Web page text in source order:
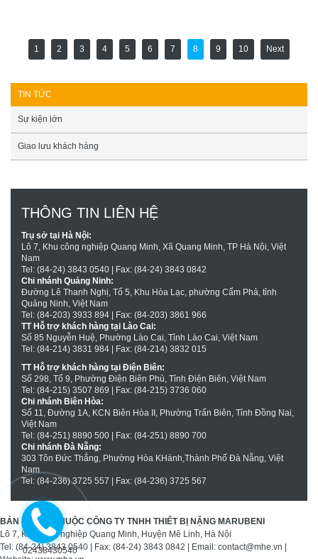
1 2 3 4 5 6 7 8 9 10 Next
TIN TỨC
Sự kiện lớn
Giao lưu khách hàng
THÔNG TIN LIÊN HỆ
Trụ sở tại Hà Nội:
Lô 7, Khu công nghiệp Quang Minh, Xã Quang Minh, TP Hà Nội, Việt
Nam
Tel: (84-24) 3843 0540 | Fax: (84-24) 3843 0842
Chi nhánh Quảng Ninh:
Đường Lê Thanh Nghị, Tổ 5, Khu Hòa Lạc, phường Cẩm Phả, tỉnh
Quảng Ninh, Việt Nam
Tel: (84-203) 3933 894 | Fax: (84-203) 3861 966
TT Hỗ trợ khách hàng tại Lào Cai:
Số 85 Nguyễn Huệ, Phường Lào Cai, Tỉnh Lào Cai, Việt Nam
Tel: (84-214) 3831 984 | Fax: (84-214) 3832 015
TT Hỗ trợ khách hàng tại Ðiện Biên:
Số 298, Tổ 9, Phường Ðiện Biên Phủ, Tỉnh Ðiện Biên, Việt Nam
Tel: (84-215) 3507 869 | Fax: (84-215) 3736 060
Chi nhánh Biên Hòa:
Số 11, Ðường 1A, KCN Biên Hòa II, Phường Trấn Biên, Tỉnh Ðồng Nai,
Việt Nam
Tel: (84-251) 8890 500 | Fax: (84-251) 8890 700
Chi nhánh Ðà Nẵng:
303 Tôn Ðức Thắng, Phường Hòa KHánh,Thành Phố Ðà Nẵng, Việt
Nam
Tel: (84-236) 3725 557 | Fax: (84-236) 3725 567
BẢN QUYỀN THUỘC CÔNG TY TNHH THIẾT BỊ NẶNG MARUBENI
Lô 7, Khu công nghiệp Quang Minh, Huyện Mê Linh, Hà Nội
Tel: (84-24) 3843 0540 | Fax: (84-24) 3843 0842 | Email: contact@mhe.vn |
02438430540